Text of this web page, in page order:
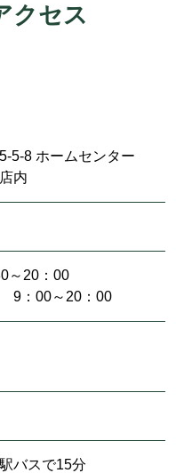
クセス
5-8 ホームセンター
内
～20：00
9：00～20：00
バスで15分